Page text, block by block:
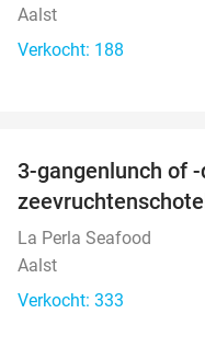
Aalst
Verkocht: 188
3-gangenlunch of
La Perla Seafood
Aalst
Verkocht: 333